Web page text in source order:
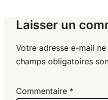
Laisser un
Votre adresse e-mail
champs obligatoires
Commentaire *